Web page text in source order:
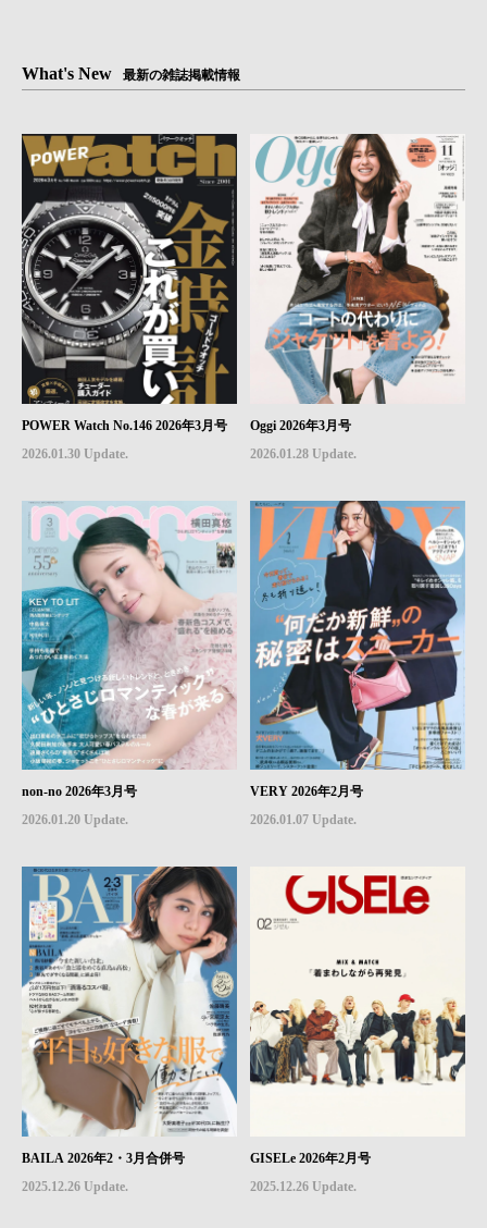
What's New 最新の雑誌掲載情報
POWER Watch No.146 2026年3月号
2026.01.30 Update.
Oggi 2026年3月号
2026.01.28 Update.
non-no 2026年3月号
2026.01.20 Update.
VERY 2026年2月号
2026.01.07 Update.
BAILA 2026年2・3月合併号
2025.12.26 Update.
GISELe 2026年2月号
2025.12.26 Update.